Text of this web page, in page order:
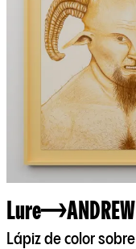
Lure
Lápiz de color